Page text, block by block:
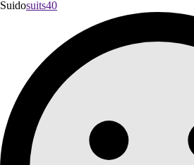
Suidosuits40